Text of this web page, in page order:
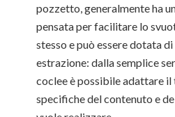
pozzetto, generalmente ha
pensata per facilitare lo
stesso e può essere dotata
estrazione: dalla semplice
coclee è possibile adattare
specifiche del contenuto e